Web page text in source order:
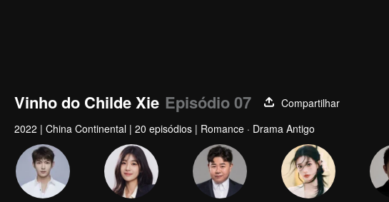
Vinho do Childe Xie Episódio 07
Compartilhar
2022 | China Continental | 20 episódios | Romance · Drama Antigo